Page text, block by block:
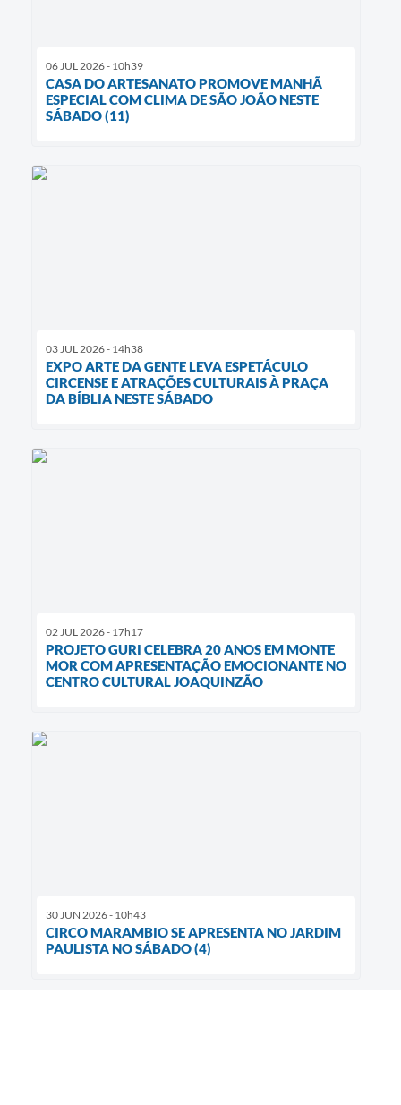
06 JUL 2026 - 10h39
CASA DO ARTESANATO PROMOVE MANHÃ
ESPECIAL COM CLIMA DE SÃO JOÃO NESTE
SÁBADO (11)
03 JUL 2026 - 14h38
EXPO ARTE DA GENTE LEVA ESPETÁCULO
CIRCENSE E ATRAÇÕES CULTURAIS À PRAÇA
DA BÍBLIA NESTE SÁBADO
02 JUL 2026 - 17h17
PROJETO GURI CELEBRA 20 ANOS EM MONTE
MOR COM APRESENTAÇÃO EMOCIONANTE NO
CENTRO CULTURAL JOAQUINZÃO
30 JUN 2026 - 10h43
CIRCO MARAMBIO SE APRESENTA NO JARDIM
PAULISTA NO SÁBADO (4)